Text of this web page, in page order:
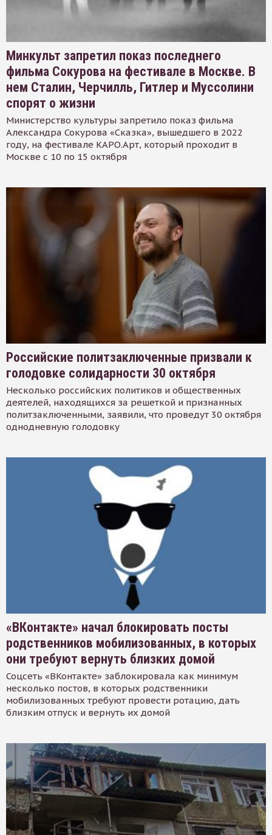
Минкульт запретил показ последнего
фильма Сокурова на фестивале в Москве. В
нем Сталин, Черчилль, Гитлер и Муссолини
спорят о жизни
Министерство культуры запретило показ фильма
Александра Сокурова «Сказка», вышедшего в 2022
году, на фестивале КАРО.Арт, который проходит в
Москве с 10 по 15 октября
Российские политзаключенные призвали к
голодовке солидарности 30 октября
Несколько российских политиков и общественных
деятелей, находящихся за решеткой и признанных
политзаключенными, заявили, что проведут 30 октября
однодневную голодовку
«ВКонтакте» начал блокировать посты
родственников мобилизованных, в которых
они требуют вернуть близких домой
Соцсеть «ВКонтакте» заблокировала как минимум
несколько постов, в которых родственники
мобилизованных требуют провести ротацию, дать
близким отпуск и вернуть их домой